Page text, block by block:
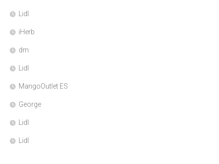
Lidl
iHerb
dm
Lidl
MangoOutlet ES
George
Lidl
Lidl